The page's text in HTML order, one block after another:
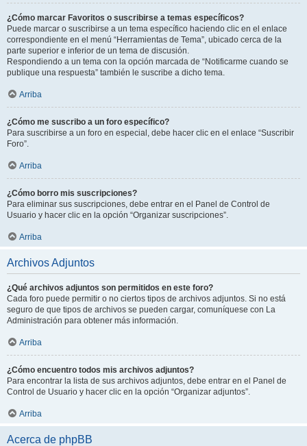
¿Cómo marcar Favoritos o suscribirse a temas específicos?
Puede marcar o suscribirse a un tema específico haciendo clic en el enlace
correspondiente en el menú “Herramientas de Tema”, ubicado cerca de la
parte superior e inferior de un tema de discusión.
Respondiendo a un tema con la opción marcada de “Notificarme cuando se
publique una respuesta” también le suscribe a dicho tema.
Arriba
¿Cómo me suscribo a un foro específico?
Para suscribirse a un foro en especial, debe hacer clic en el enlace “Suscribir
Foro”.
Arriba
¿Cómo borro mis suscripciones?
Para eliminar sus suscripciones, debe entrar en el Panel de Control de
Usuario y hacer clic en la opción “Organizar suscripciones”.
Arriba
Archivos Adjuntos
¿Qué archivos adjuntos son permitidos en este foro?
Cada foro puede permitir o no ciertos tipos de archivos adjuntos. Si no está
seguro de que tipos de archivos se pueden cargar, comuníquese con La
Administración para obtener más información.
Arriba
¿Cómo encuentro todos mis archivos adjuntos?
Para encontrar la lista de sus archivos adjuntos, debe entrar en el Panel de
Control de Usuario y hacer clic en la opción “Organizar adjuntos”.
Arriba
Acerca de phpBB